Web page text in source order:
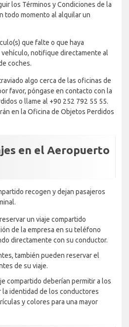
los Términos y Condiciones de la
todo momento al alquilar un
que falte o que haya
notifique directamente al
coches.
algo cerca de las oficinas de
favor, póngase en contacto con la
o llame al +90 252 792 55 55.
en la Oficina de Objetos Perdidos
en el Aeropuerto
recogen y dejan pasajeros
un viaje compartido
de la empresa en su teléfono
directamente con su conductor.
también pueden reservar el
de su viaje.
compartido deberían permitir a los
identidad de los conductores
y colores para una mayor